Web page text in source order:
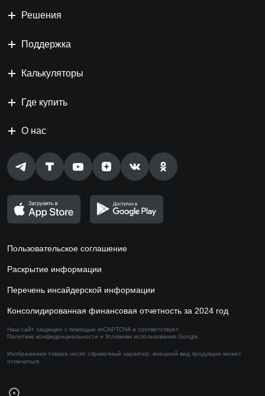
Решения
Поддержка
Калькуляторы
Где купить
О нас
Пользовательское соглашение
Раскрытие информации
Перечень инсайдерской информации
Консолидированная финансовая отчетность за 2024 год
Наш сайт защищен с помощью reCAPTCHA и соответствует
Политике конфиденциальности и Условиям использования Google.
Изображения товара носят справочный характер, внешний вид продукции может
отличаться